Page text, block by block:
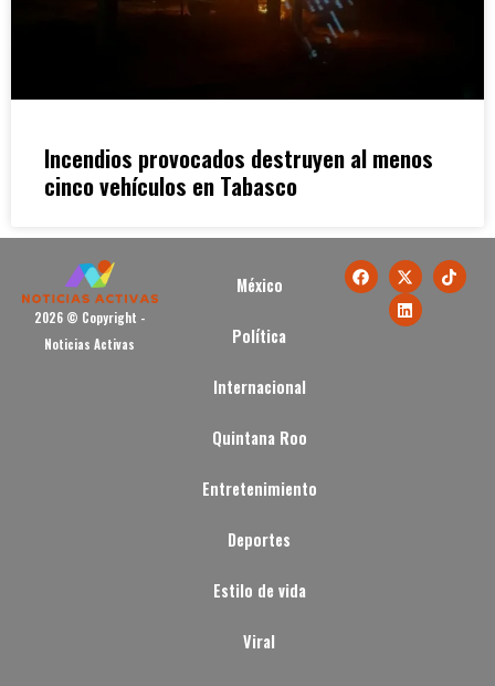
Incendios provocados destruyen al menos
cinco vehículos en Tabasco
2026 © Copyright -
Noticias Activas
México
Política
Internacional
Quintana Roo
Entretenimiento
Deportes
Estilo de vida
Viral